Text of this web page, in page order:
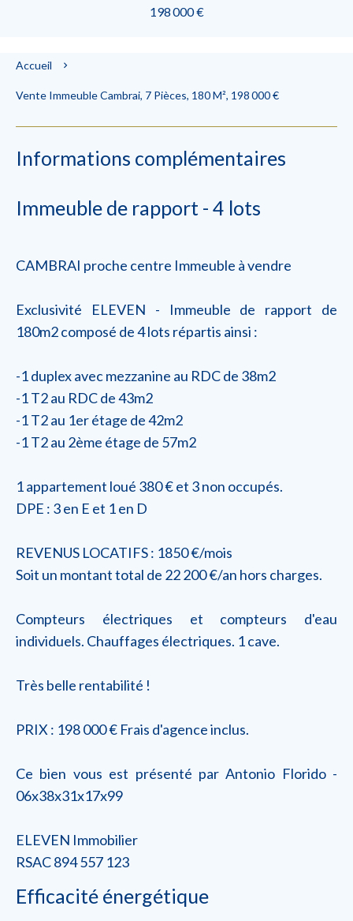
198 000 €
Accueil
Vente Immeuble Cambrai, 7 Pièces, 180 M², 198 000 €
Informations complémentaires
Immeuble de rapport - 4 lots
CAMBRAI proche centre Immeuble à vendre
Exclusivité ELEVEN - Immeuble de rapport de
180m2 composé de 4 lots répartis ainsi :
-1 duplex avec mezzanine au RDC de 38m2
-1 T2 au RDC de 43m2
-1 T2 au 1er étage de 42m2
-1 T2 au 2ème étage de 57m2
1 appartement loué 380 € et 3 non occupés.
DPE : 3 en E et 1 en D
REVENUS LOCATIFS : 1850 €/mois
Soit un montant total de 22 200 €/an hors charges.
Compteurs électriques et compteurs d'eau
individuels. Chauffages électriques. 1 cave.
Très belle rentabilité !
PRIX : 198 000 € Frais d'agence inclus.
Ce bien vous est présenté par Antonio Florido -
06x38x31x17x99
ELEVEN Immobilier
RSAC 894 557 123
Efficacité énergétique